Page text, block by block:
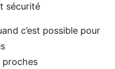
sécurité
c’est possible pour
proches